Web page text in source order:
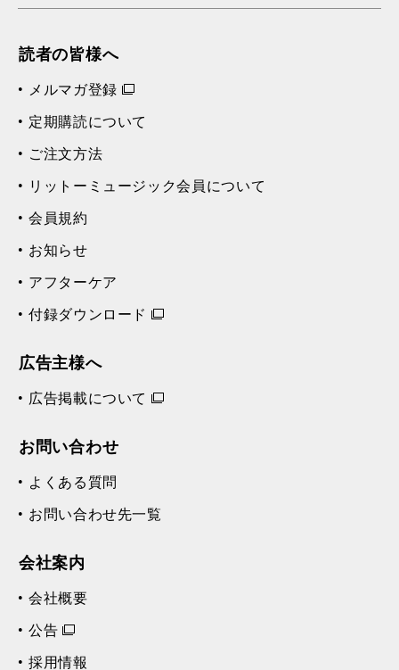
読者の皆様へ
メルマガ登録
定期購読について
ご注文方法
リットーミュージック会員について
会員規約
お知らせ
アフターケア
付録ダウンロード
広告主様へ
広告掲載について
お問い合わせ
よくある質問
お問い合わせ先一覧
会社案内
会社概要
公告
採用情報